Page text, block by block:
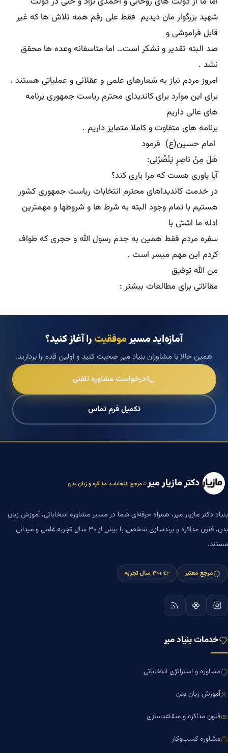
شهید بزرگوار مان دیدیم فقط علی رقم همه تلاش ها که غیر
قابل فراموشی و
صد البته تقدیر و تشکر است… اما متاسفانه وعده ها محقق
نشد .
امروز مردم نیاز به شعارهای علمی و عقلانی و عملیاتی هستند .
برای این موارد برای کاندیدای محترم ریاست جمهوری برنامه
های عالی داریم
برنامه های متفاوت و کاملا متمایز داریم .
امام حسین(ع) فرمود
هَلْ مِنْ ناصِرٍ یَنْصُرُنی:
آیا یاوری هست که مرا یاری کند؟
در خدمت کاندیداهای محترم انتخابات ریاست جمهوری کشور
هستیم با تمام وجود البته به شرط ها و شروطها و مهمترین
ادله ما اشتی با
سفره مردم فقط همین به جدم رسول الله و حجری که طواف
کردم این مهم میسر است .
من الله توفیق
مقالاتی برای مطالعات بیشتر :
آمازه‌اید مسیرموفقیترا آغاز کنید؟
همین حالا با مشاوران بنیاد میر صحبت کنید و اولین قدم را بردارید.
درخواست مشاوره تلفنی
تکمیل فرم تماس
دکتر مازیار میر مرجع انتخابات، مذاکره و زبان بدن
بنیاد دکتر مازیار میر، همراه حرفه‌ای شما در مسیر مشاوره انتخاباتی، آموزش زبان
بدن، فنون مذاکره و برندسازی شخصی با بیش از ۳۰ سال تجربه علمی و میدانی
مستند.
مرجع معتبر +۳۰ سال تجربه
خدمات بنیاد میر
مشاوره و استراتژی انتخاباتی
آموزش زبان بدن
فنون مذاکره و متقاعدسازی
مشاوره کسب‌وکار